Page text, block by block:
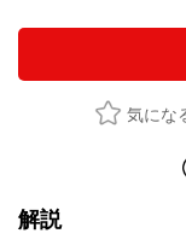
気にな
解説